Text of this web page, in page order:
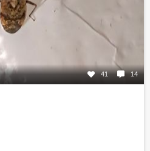
41 14